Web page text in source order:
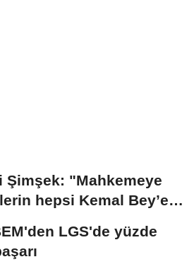
Şimşek: "Mahkemeye
hepsi Kemal Bey’e
LGS'de yüzde